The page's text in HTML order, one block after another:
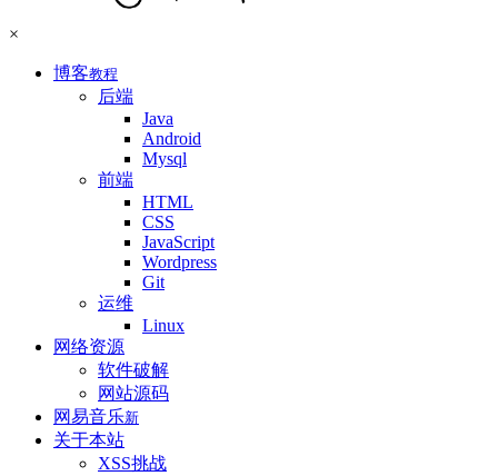
×
博客教程
后端
Java
Android
Mysql
前端
HTML
CSS
JavaScript
Wordpress
Git
运维
Linux
网络资源
软件破解
网站源码
网易音乐新
关于本站
XSS挑战